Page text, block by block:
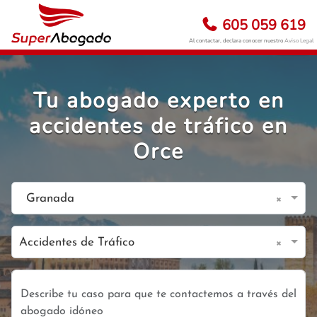
605 059 619
Al contactar, declara conocer nuestroAviso Legal
Tu abogado experto en
accidentes de tráfico en
Orce
Granada ×
Accidentes de Tráfico ×